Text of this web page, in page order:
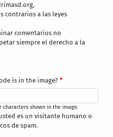
contrarios a las leyes
comentarios no
siempre el derecho a la
is in the image?
characters shown in the image.
es un visitante humano o
de spam.